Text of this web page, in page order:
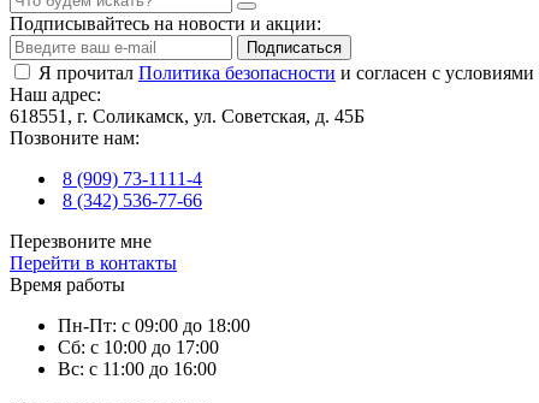
Подписывайтесь на новости и акции:
Подписаться
Я прочитал Политика безопасности и согласен с условиями
Наш адрес:
618551, г. Соликамск, ул. Советская, д. 45Б
Позвоните нам:
8 (909) 73-1111-4
8 (342) 536-77-66
Перезвоните мне
Перейти в контакты
Время работы
Пн-Пт: с 09:00 до 18:00
Сб: с 10:00 до 17:00
Вс: с 11:00 до 16:00